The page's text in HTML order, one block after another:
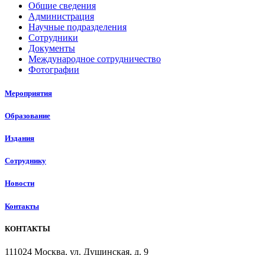
Общие сведения
Администрация
Научные подразделения
Сотрудники
Документы
Международное сотрудничество
Фотографии
Мероприятия
Образование
Издания
Сотруднику
Новости
Контакты
КОНТАКТЫ
111024 Москва, ул. Душинская, д. 9